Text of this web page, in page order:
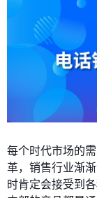
每个时代市场的
革，销售行业渐
时肯定会接受到